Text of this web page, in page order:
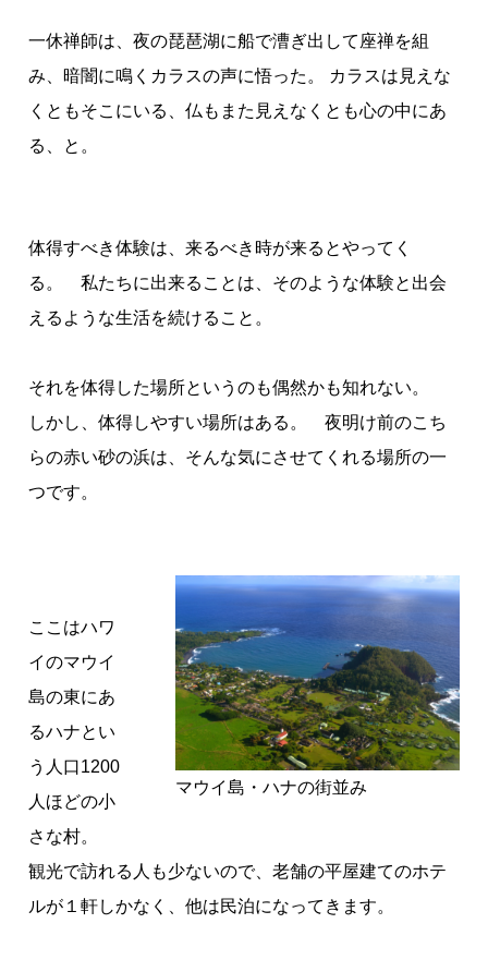
一休禅師は、夜の琵琶湖に船で漕ぎ出して座禅を組
み、暗闇に鳴くカラスの声に悟った。 カラスは見えな
くともそこにいる、仏もまた見えなくとも心の中にあ
る、と。
体得すべき体験は、来るべき時が来るとやってく
る。 私たちに出来ることは、そのような体験と出会
えるような生活を続けること。
それを体得した場所というのも偶然かも知れない。
しかし、体得しやすい場所はある。 夜明け前のこち
らの赤い砂の浜は、そんな気にさせてくれる場所の一
つです。
マウイ島・ハナの街並み
ここはハワ
イのマウイ
島の東にあ
るハナとい
う人口1200
人ほどの小
さな村。
観光で訪れる人も少ないので、老舗の平屋建てのホテ
ルが１軒しかなく、他は民泊になってきます。